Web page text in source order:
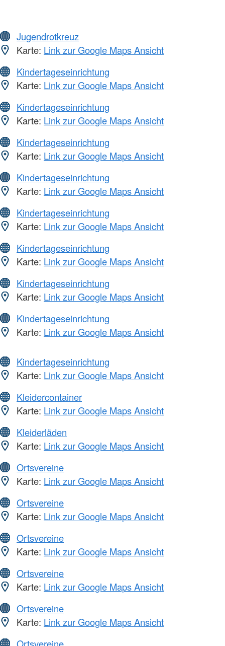
Jugendrotkreuz
Karte: Link zur Google Maps Ansicht
Kindertageseinrichtung
Karte: Link zur Google Maps Ansicht
Kindertageseinrichtung
Karte: Link zur Google Maps Ansicht
Kindertageseinrichtung
Karte: Link zur Google Maps Ansicht
Kindertageseinrichtung
Karte: Link zur Google Maps Ansicht
Kindertageseinrichtung
Karte: Link zur Google Maps Ansicht
Kindertageseinrichtung
Karte: Link zur Google Maps Ansicht
Kindertageseinrichtung
Karte: Link zur Google Maps Ansicht
Kindertageseinrichtung
Karte: Link zur Google Maps Ansicht
Kindertageseinrichtung
Karte: Link zur Google Maps Ansicht
Kleidercontainer
Karte: Link zur Google Maps Ansicht
Kleiderläden
Karte: Link zur Google Maps Ansicht
Ortsvereine
Karte: Link zur Google Maps Ansicht
Ortsvereine
Karte: Link zur Google Maps Ansicht
Ortsvereine
Karte: Link zur Google Maps Ansicht
Ortsvereine
Karte: Link zur Google Maps Ansicht
Ortsvereine
Karte: Link zur Google Maps Ansicht